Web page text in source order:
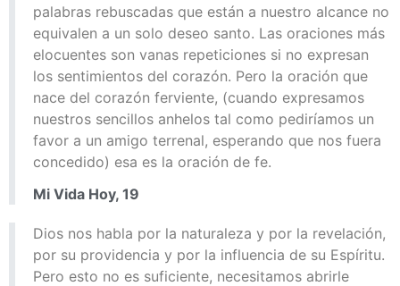
palabras rebuscadas que están a nuestro alcance no
equivalen a un solo deseo santo. Las oraciones más
elocuentes son vanas repeticiones si no expresan
los sentimientos del corazón. Pero la oración que
nace del corazón ferviente, (cuando expresamos
nuestros sencillos anhelos tal como pediríamos un
favor a un amigo terrenal, esperando que nos fuera
concedido) esa es la oración de fe.
Mi Vida Hoy, 19
Dios nos habla por la naturaleza y por la revelación,
por su providencia y por la influencia de su Espíritu.
Pero esto no es suficiente, necesitamos abrirle